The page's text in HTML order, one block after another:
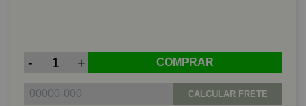
- + COMPRAR
CALCULAR FRETE